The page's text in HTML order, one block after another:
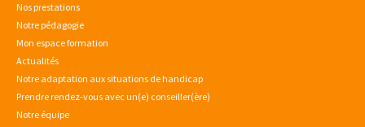
Nos prestations
Notre pédagogie
Mon espace formation
Actualités
Notre adaptation aux situations de handicap
Prendre rendez-vous avec un(e) conseiller(ère)
Notre équipe